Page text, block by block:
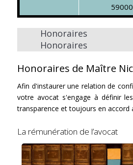
Honoraires
Honoraires
Honoraires de Maître
Afin d'instaurer une relation de
votre avocat s'engage à définir
transparence et toujours en accord
La rémunération de l’avocat